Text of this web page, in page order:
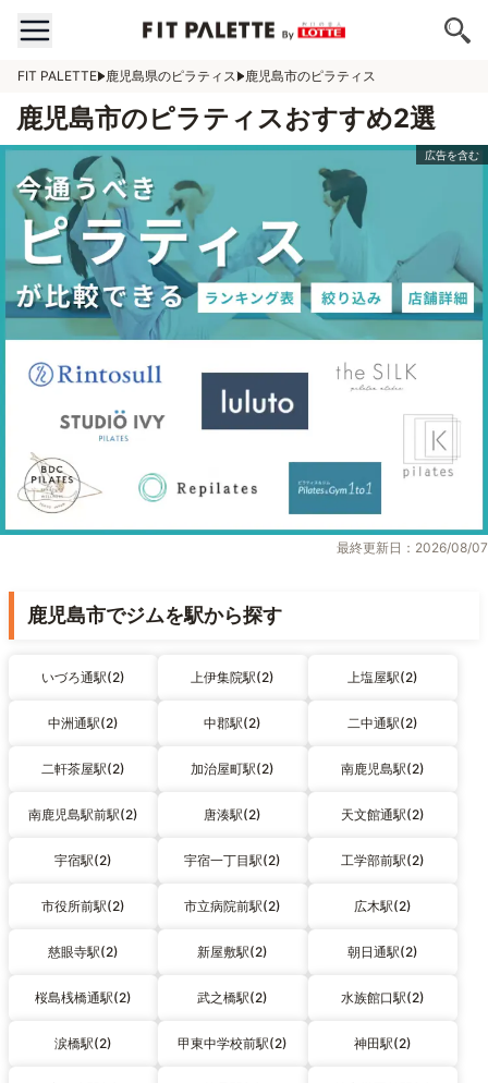
FIT PALETTE 鹿児島県のピラティス 鹿児島市のピラティス
鹿児島市のピラティスおすすめ2選
最終更新日：2026/08/07
鹿児島市でジムを駅から探す
いづろ通駅(2) 上伊集院駅(2) 上塩屋駅(2)
中洲通駅(2) 中郡駅(2) 二中通駅(2)
二軒茶屋駅(2) 加治屋町駅(2) 南鹿児島駅(2)
南鹿児島駅前駅(2) 唐湊駅(2) 天文館通駅(2)
宇宿駅(2) 宇宿一丁目駅(2) 工学部前駅(2)
市役所前駅(2) 市立病院前駅(2) 広木駅(2)
慈眼寺駅(2) 新屋敷駅(2) 朝日通駅(2)
桜島桟橋通駅(2) 武之橋駅(2) 水族館口駅(2)
涙橋駅(2) 甲東中学校前駅(2) 神田駅(2)